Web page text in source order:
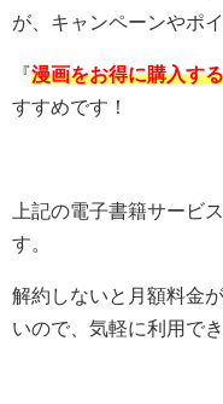
が、キャンペーンやポ
『漫画をお得に購入する
すすめです！
上記の電子書籍サービス
す。
解約しないと月額料金
いので、気軽に利用でき